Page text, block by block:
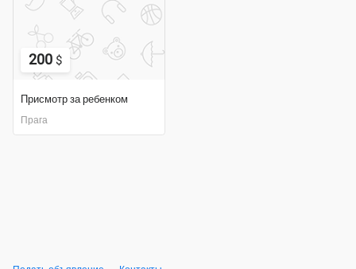
200 $
Присмотр за ребенком
Прага